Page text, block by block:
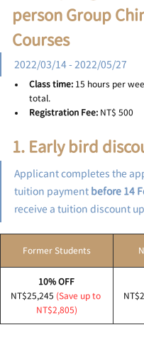
person Group
Courses
2022/03/14 - 2022/05/27
Class time: 15 hours per
total.
Registration Fee: NT$ 500
1. Early bird
Applicant completes the
tuition payment before 14
receive a tuition discount
Former Students
10% OFF
NT$25,245 (Save up to
NT$2,805)